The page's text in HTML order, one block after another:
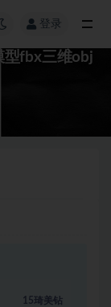
登录
型fbx三维obj
15琦美钻